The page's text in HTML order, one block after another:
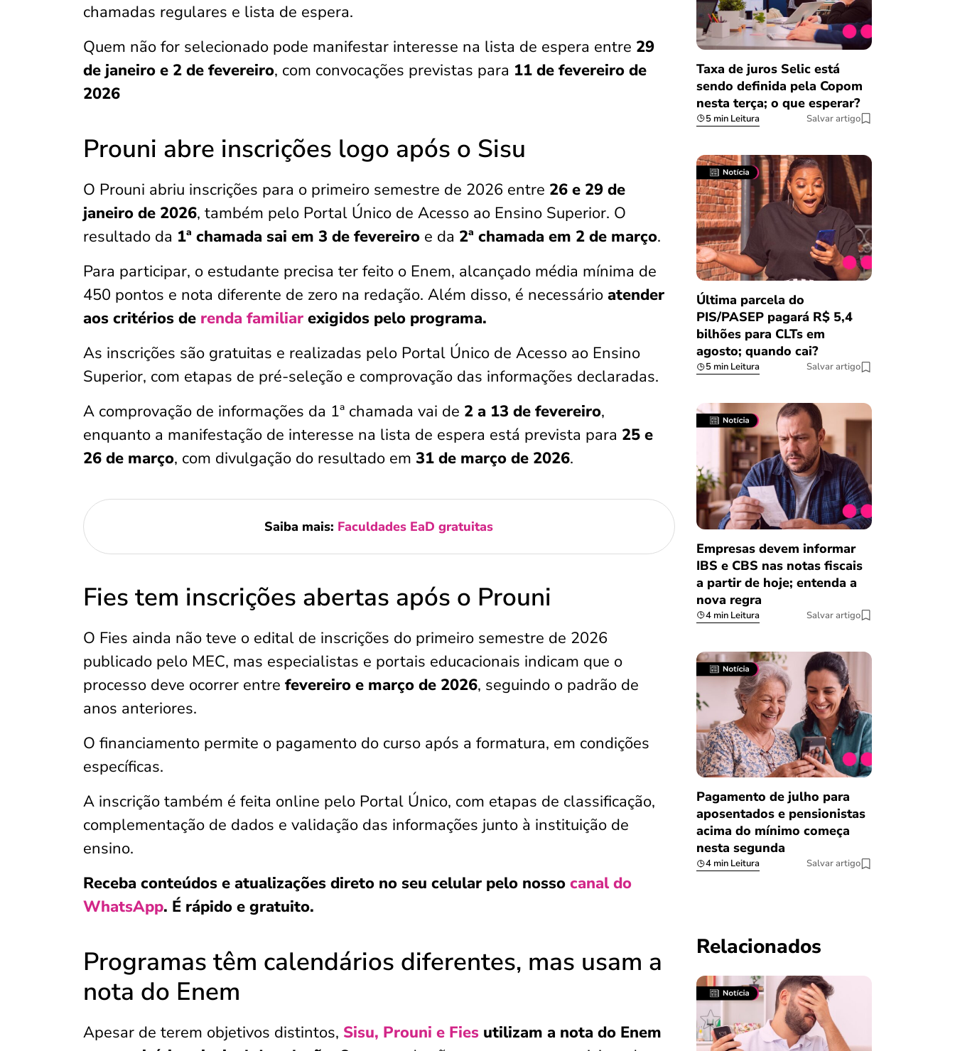
chamadas regulares e lista de espera.
Quem não for selecionado pode manifestar interesse na lista de espera entre 29
de janeiro e 2 de fevereiro, com convocações previstas para 11 de fevereiro de
2026
Prouni abre inscrições logo após o Sisu
O Prouni abriu inscrições para o primeiro semestre de 2026 entre 26 e 29 de
janeiro de 2026, também pelo Portal Único de Acesso ao Ensino Superior. O
resultado da 1ª chamada sai em 3 de fevereiro e da 2ª chamada em 2 de março.
Para participar, o estudante precisa ter feito o Enem, alcançado média mínima de
450 pontos e nota diferente de zero na redação. Além disso, é necessário atender
aos critérios de renda familiar exigidos pelo programa.
As inscrições são gratuitas e realizadas pelo Portal Único de Acesso ao Ensino
Superior, com etapas de pré-seleção e comprovação das informações declaradas.
A comprovação de informações da 1ª chamada vai de 2 a 13 de fevereiro,
enquanto a manifestação de interesse na lista de espera está prevista para 25 e
26 de março, com divulgação do resultado em 31 de março de 2026.
Saiba mais: Faculdades EaD gratuitas
Fies tem inscrições abertas após o Prouni
O Fies ainda não teve o edital de inscrições do primeiro semestre de 2026
publicado pelo MEC, mas especialistas e portais educacionais indicam que o
processo deve ocorrer entre fevereiro e março de 2026, seguindo o padrão de
anos anteriores.
O financiamento permite o pagamento do curso após a formatura, em condições
específicas.
A inscrição também é feita online pelo Portal Único, com etapas de classificação,
complementação de dados e validação das informações junto à instituição de
ensino.
Receba conteúdos e atualizações direto no seu celular pelo nosso canal do
WhatsApp. É rápido e gratuito.
Programas têm calendários diferentes, mas usam a
nota do Enem
Apesar de terem objetivos distintos, Sisu, Prouni e Fies utilizam a nota do Enem
Taxa de juros Selic está
sendo definida pela Copom
nesta terça; o que esperar?
5 min Leitura Salvar artigo
Última parcela do
PIS/PASEP pagará R$ 5,4
bilhões para CLTs em
agosto; quando cai?
5 min Leitura Salvar artigo
Empresas devem informar
IBS e CBS nas notas fiscais
a partir de hoje; entenda a
nova regra
4 min Leitura Salvar artigo
Pagamento de julho para
aposentados e pensionistas
acima do mínimo começa
nesta segunda
4 min Leitura Salvar artigo
Relacionados